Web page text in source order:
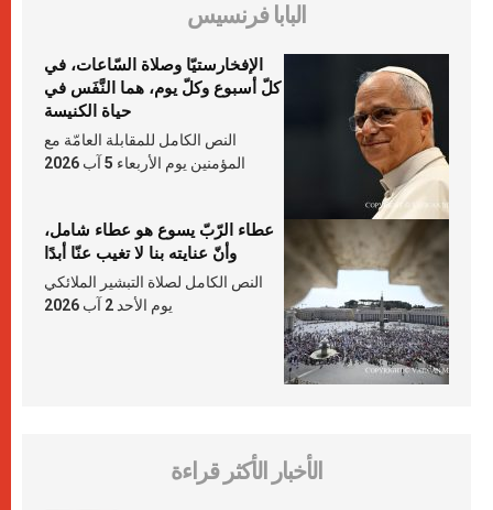
البابا فرنسيس
الإفخارستيّا وصلاة السّاعات، في
كلّ أسبوع وكلّ يوم، هما النَّفَس في
حياة الكنيسة
النص الكامل للمقابلة العامّة مع
المؤمنين يوم الأربعاء 5 آب 2026
عطاء الرّبّ يسوع هو عطاء شامل،
وأنّ عنايته بنا لا تغيب عنّا أبدًا
النص الكامل لصلاة التبشير الملائكي
يوم الأحد 2 آب 2026
الأخبار الأكثر قراءة